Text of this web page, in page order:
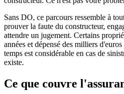
Sans DO, ce parcours ressemble à
prouver la faute du constructeur,
attendre un jugement. Certains
années et dépensé des milliers
temps est considérable en cas de
existe.
Ce que couvre